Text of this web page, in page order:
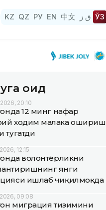
KZ QZ РУ EN 中文 ق ز ЎЗ
оид
20:10
12 минг нафар
ходим малака ошириш
тугатди
12:15
волонтёрликни
янги
ишлаб чиқилмоқда
09:08
миграция тизимини